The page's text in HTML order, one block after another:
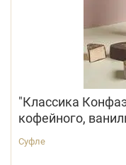
"Классика
кофейного,
Суфле